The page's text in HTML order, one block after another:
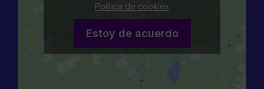
Política de cookies
Estoy de acuerdo